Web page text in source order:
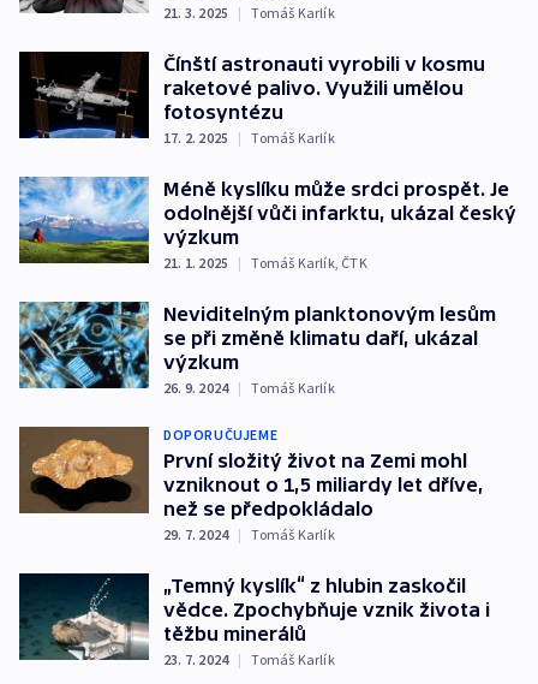
21. 3. 2025 | Tomáš Karlík
Čínští astronauti vyrobili v kosmu
raketové palivo. Využili umělou
fotosyntézu
17. 2. 2025 | Tomáš Karlík
Méně kyslíku může srdci prospět. Je
odolnější vůči infarktu, ukázal český
výzkum
21. 1. 2025 | Tomáš Karlík, ČTK
Neviditelným planktonovým lesům
se při změně klimatu daří, ukázal
výzkum
26. 9. 2024 | Tomáš Karlík
DOPORUČUJEME
První složitý život na Zemi mohl
vzniknout o 1,5 miliardy let dříve,
než se předpokládalo
29. 7. 2024 | Tomáš Karlík
„Temný kyslík“ z hlubin zaskočil
vědce. Zpochybňuje vznik života i
těžbu minerálů
23. 7. 2024 | Tomáš Karlík